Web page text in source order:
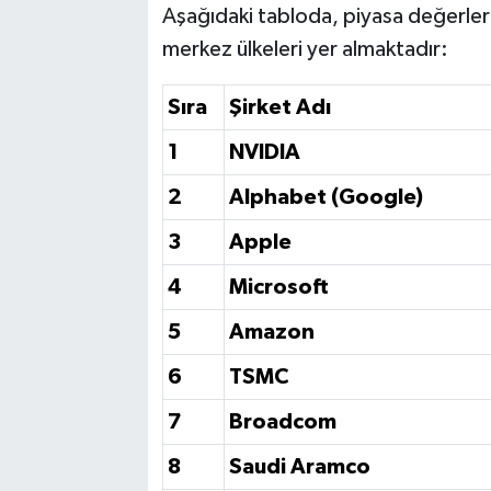
Aşağıdaki tabloda, piyasa
merkez ülkeleri yer almaktadır:
Sıra Şirket Adı
1 NVIDIA
2 Alphabet (Google)
3 Apple
4 Microsoft
5 Amazon
6 TSMC
7 Broadcom
8 Saudi Aramco